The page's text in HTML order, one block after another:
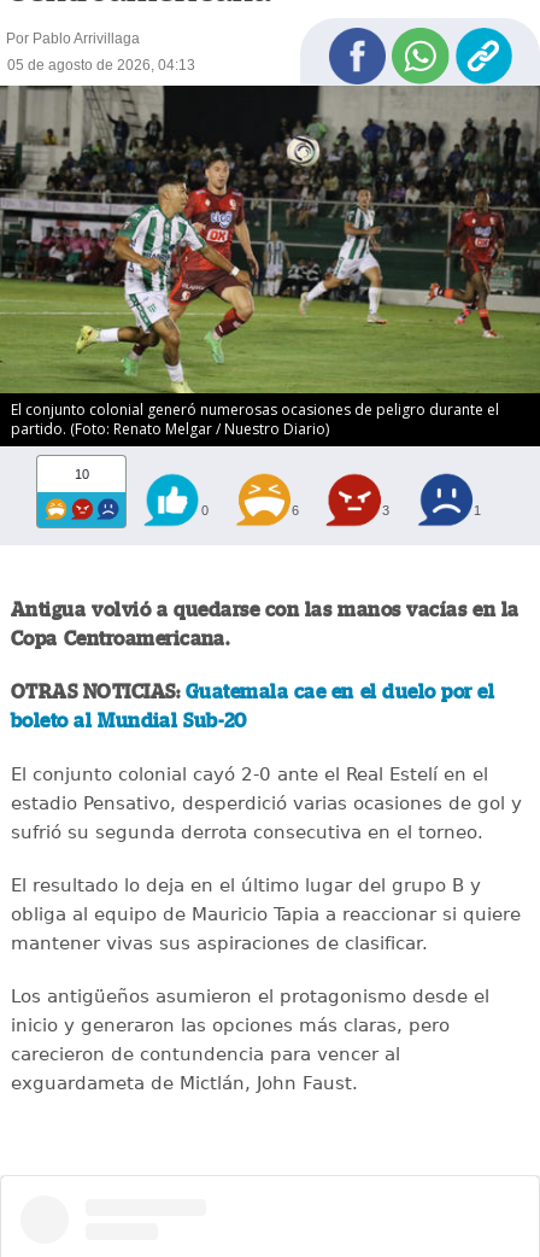
Por Pablo Arrivillaga
05 de agosto de 2026, 04:13
El conjunto colonial generó numerosas ocasiones de peligro durante el
partido. (Foto: Renato Melgar / Nuestro Diario)
10
0 6 3 1
Antigua volvió a quedarse con las manos vacías en la
Copa Centroamericana.
OTRAS NOTICIAS: Guatemala cae en el duelo por el
boleto al Mundial Sub-20
El conjunto colonial cayó 2-0 ante el Real Estelí en el
estadio Pensativo, desperdició varias ocasiones de gol y
sufrió su segunda derrota consecutiva en el torneo.
El resultado lo deja en el último lugar del grupo B y
obliga al equipo de Mauricio Tapia a reaccionar si quiere
mantener vivas sus aspiraciones de clasificar.
Los antigüeños asumieron el protagonismo desde el
inicio y generaron las opciones más claras, pero
carecieron de contundencia para vencer al
exguardameta de Mictlán, John Faust.